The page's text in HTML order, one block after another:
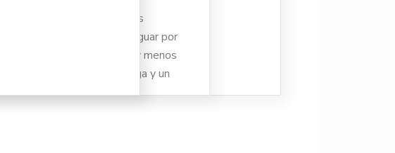
de Epiphone, gracias a las
natural es la Fender Jaguar por
un sonido más robusto y menos
de escala más larga y un
domines su gran sonido.